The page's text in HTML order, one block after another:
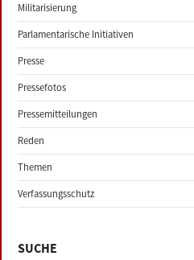
Militarisierung
Parlamentarische Initiativen
Presse
Pressefotos
Pressemitteilungen
Reden
Themen
Verfassungsschutz
SUCHE